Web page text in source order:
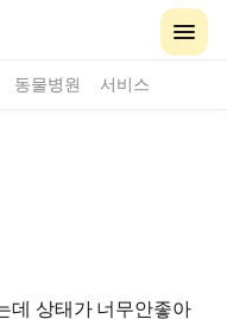
동물병원 서비스
데 상태가 너무안좋아